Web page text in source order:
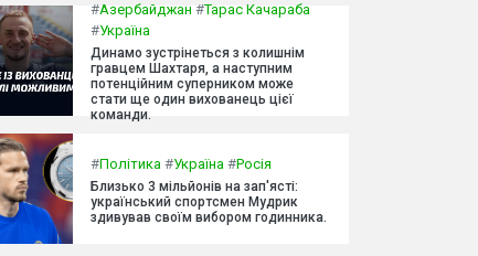
#Азербайджан #Тарас Качараба
#Україна
Динамо зустрінеться з колишнім
гравцем Шахтаря, а наступним
потенційним суперником може
стати ще один вихованець цієї
команди.
#Політика #Україна #Росія
Близько 3 мільйонів на зап'ясті:
український спортсмен Мудрик
здивував своїм вибором годинника.